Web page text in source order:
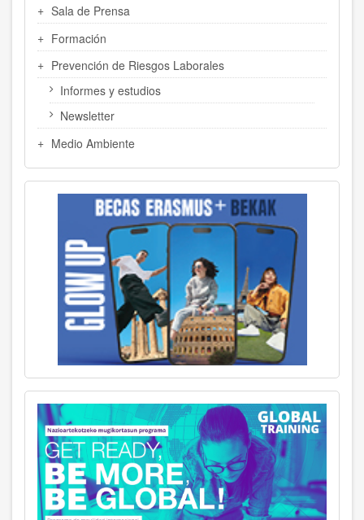
Sala de Prensa
Formación
Prevención de Riesgos Laborales
Informes y estudios
Newsletter
Medio Ambiente